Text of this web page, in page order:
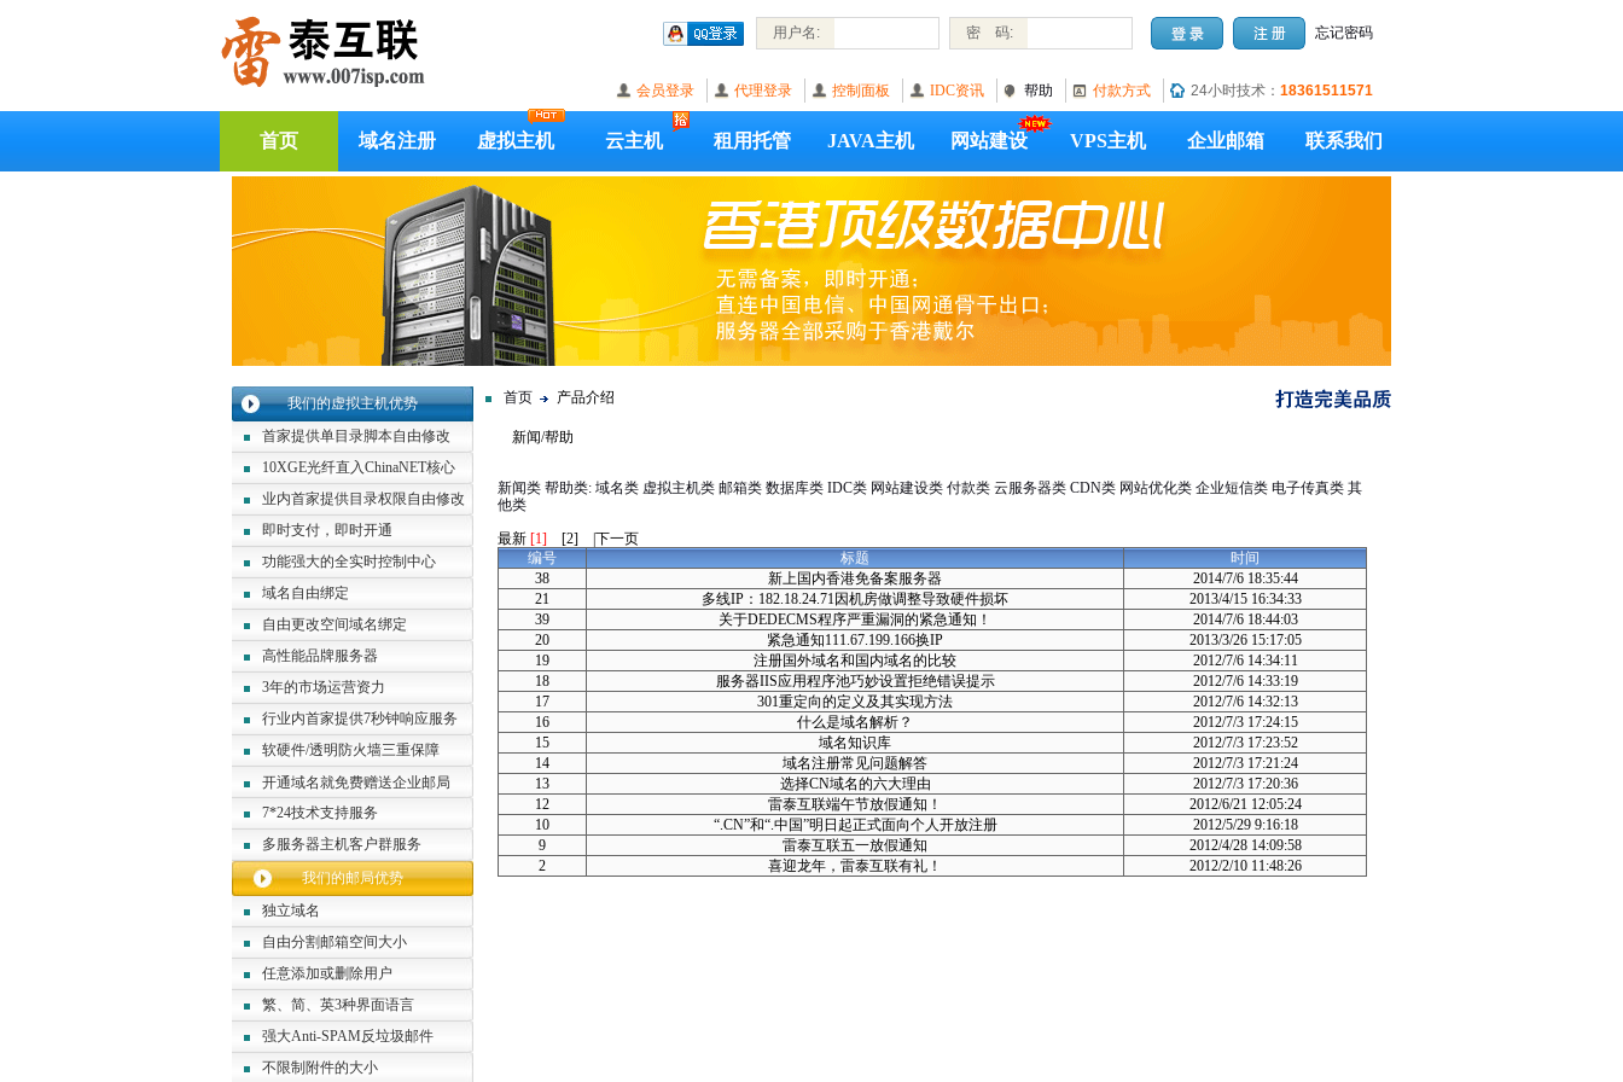
用户名: 密 码: 忘记密码
会员登录 代理登录 控制面板 IDC资讯 帮助 付款方式 24小时技术： 18361511571
首页 域名注册 虚拟主机 云主机 租用托管 JAVA主机 网站建设 VPS主机 企业邮箱 联系我们
我们的虚拟主机优势
首家提供单目录脚本自由修改
10XGE光纤直入ChinaNET核心
业内首家提供目录权限自由修改
即时支付，即时开通
功能强大的全实时控制中心
域名自由绑定
自由更改空间域名绑定
高性能品牌服务器
3年的市场运营资力
行业内首家提供7秒钟响应服务
软硬件/透明防火墙三重保障
开通域名就免费赠送企业邮局
7*24技术支持服务
多服务器主机客户群服务
我们的邮局优势
独立域名
自由分割邮箱空间大小
任意添加或删除用户
繁、简、英3种界面语言
强大Anti-SPAM反垃圾邮件
不限制附件的大小
首页 产品介绍
新闻/帮助
新闻类 帮助类: 域名类 虚拟主机类 邮箱类 数据库类 IDC类 网站建设类 付款类 云服务器类 CDN类 网站优化类 企业短信类 电子传真类 其
他类
最新 [1] [2]
下一页
编号
标题
时间
38
新上国内香港免备案服务器
2014/7/6 18:35:44
21
多线IP：182.18.24.71因机房做调整导致硬件损坏
2013/4/15 16:34:33
39
关于DEDECMS程序严重漏洞的紧急通知！
2014/7/6 18:44:03
20
紧急通知111.67.199.166换IP
2013/3/26 15:17:05
19
注册国外域名和国内域名的比较
2012/7/6 14:34:11
18
服务器IIS应用程序池巧妙设置拒绝错误提示
2012/7/6 14:33:19
17
301重定向的定义及其实现方法
2012/7/6 14:32:13
16
什么是域名解析？
2012/7/3 17:24:15
15
域名知识库
2012/7/3 17:23:52
14
域名注册常见问题解答
2012/7/3 17:21:24
13
选择CN域名的六大理由
2012/7/3 17:20:36
12
雷泰互联端午节放假通知！
2012/6/21 12:05:24
10
“.CN”和“.中国”明日起正式面向个人开放注册
2012/5/29 9:16:18
9
雷泰互联五一放假通知
2012/4/28 14:09:58
2
喜迎龙年，雷泰互联有礼！ 2012/2/10 11:48:26